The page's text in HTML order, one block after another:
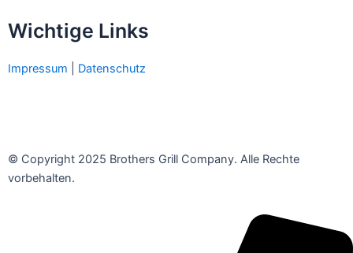
Wichtige Links
Impressum Datenschutz
© Copyright 2025 Brothers Grill Company. Alle Rechte
vorbehalten.